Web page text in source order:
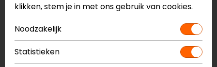
Niet op voorraad
Vestiging Breda
Niet op voorraad
klikken, stem je in met ons gebruik van cookies.
Noodzakelijk
Statistieken